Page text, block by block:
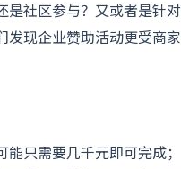
是社区参与？又或者是针对
发现企业赞助活动更受商家
只需要几千元即可完成；